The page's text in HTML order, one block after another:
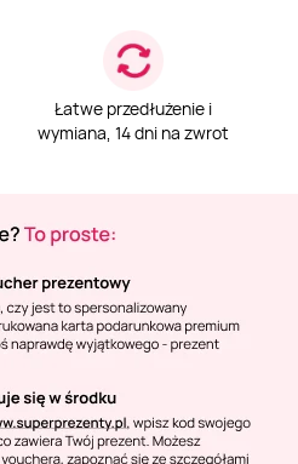
Łatwe przedłużenie i
wymiana, 14 dni na zwrot